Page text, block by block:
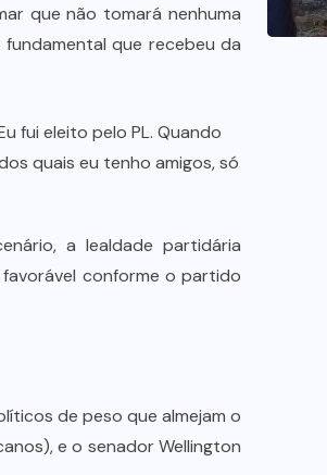
que não tomará nenhuma
que recebeu da
fui eleito pelo PL. Quando
quais eu tenho amigos, só
a lealdade partidária
conforme o partido
de peso que almejam o
e o senador Wellington